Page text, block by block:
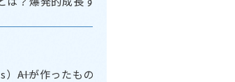
――AIが作ったものを、誰が責任を持つのか